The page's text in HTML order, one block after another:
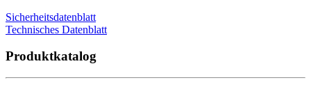
Sicherheitsdatenblatt
Technisches Datenblatt
Produktkatalog